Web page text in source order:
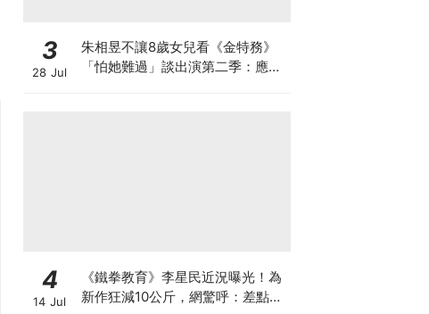
3
28 Jul
朱相昱不讓8歲女兒看《金特務》
「怕她難過」談出演第二季：應該
4
14 Jul
《鐵拳教育》李星民近況曝光！為
新作狂減10公斤，網驚呼：差點認